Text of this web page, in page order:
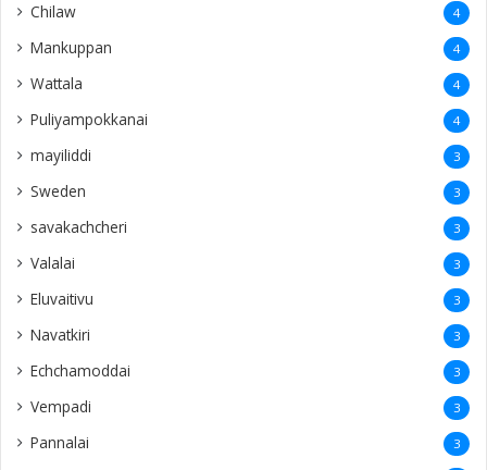
Chilaw 4
Mankuppan 4
Wattala 4
Puliyampokkanai 4
mayiliddi 3
Sweden 3
savakachcheri 3
Valalai 3
Eluvaitivu 3
Navatkiri 3
Echchamoddai 3
Vempadi 3
Pannalai 3